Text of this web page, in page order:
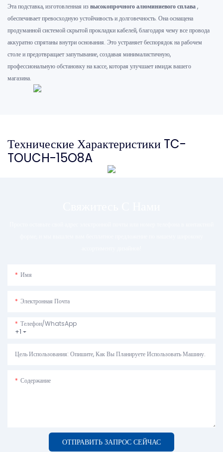
Эта подставка, изготовленная извысокопрочного алюминиевого сплава,
обеспечивает превосходную устойчивость и долговечность. Она оснащена
продуманной системой скрытой прокладки кабелей, благодаря чему все провода
аккуратно спрятаны внутри основания. Это устраняет беспорядок на рабочем
столе и предотвращает запутывание, создавая минималистичную,
профессиональную обстановку на кассе, которая улучшает имидж вашего
магазина.
Технические Характеристики TC-
TOUCH-15O8A
Имя
Электронная Почта
+1
Телефон/WhatsApp
Цель Использования: Опишите, Как Вы Планируете Использовать Машину.
Содержание
ОТПРАВИТЬ ЗАПРОС СЕЙЧАС